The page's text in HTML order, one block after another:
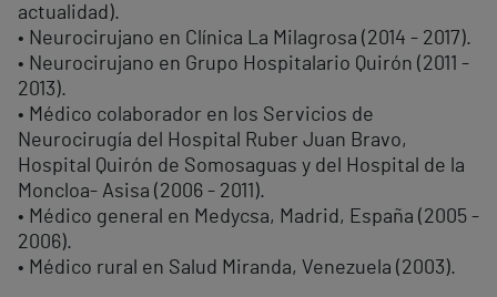
actualidad).
• Neurocirujano en Clínica La Milagrosa (2014 - 2017).
• Neurocirujano en Grupo Hospitalario Quirón (2011 -
2013).
• Médico colaborador en los Servicios de
Neurocirugía del Hospital Ruber Juan Bravo,
Hospital Quirón de Somosaguas y del Hospital de la
Moncloa- Asisa (2006 - 2011).
• Médico general en Medycsa, Madrid, España (2005 -
2006).
• Médico rural en Salud Miranda, Venezuela (2003).